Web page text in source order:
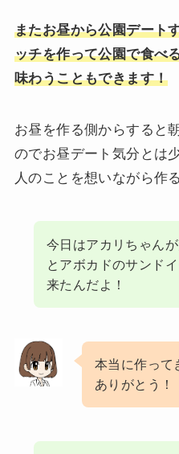
またお昼から公園デート
ッチを作って公園で食べ
味わうこともできます！
お昼を作る側からすると
のでお昼デート気分とは
人のことを想いながら作
今日はアカリちゃん
とアボカドのサンド
来たんだよ！
本当に作って
ありがとう！